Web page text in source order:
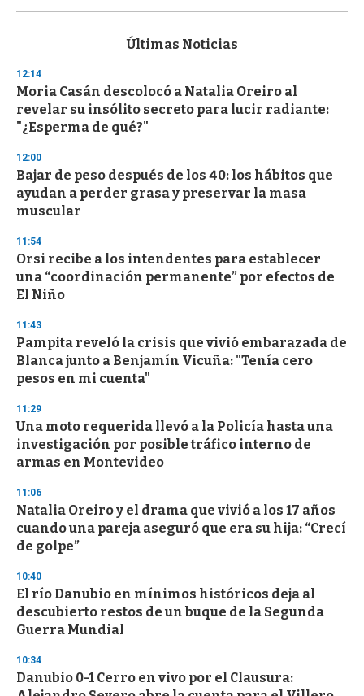
s
d
s
o
f
s
e
c
o
n
Últimas Noticias
12:14
Moria Casán descolocó a Natalia Oreiro al
revelar su insólito secreto para lucir radiante:
"¿Esperma de qué?"
12:00
Bajar de peso después de los 40: los hábitos que
ayudan a perder grasa y preservar la masa
muscular
11:54
Orsi recibe a los intendentes para establecer
una “coordinación permanente” por efectos de
El Niño
11:43
Pampita reveló la crisis que vivió embarazada de
Blanca junto a Benjamín Vicuña: "Tenía cero
pesos en mi cuenta"
11:29
Una moto requerida llevó a la Policía hasta una
investigación por posible tráfico interno de
armas en Montevideo
11:06
Natalia Oreiro y el drama que vivió a los 17 años
cuando una pareja aseguró que era su hija: “Crecí
de golpe”
10:40
El río Danubio en mínimos históricos deja al
descubierto restos de un buque de la Segunda
Guerra Mundial
10:34
Danubio 0-1 Cerro en vivo por el Clausura: